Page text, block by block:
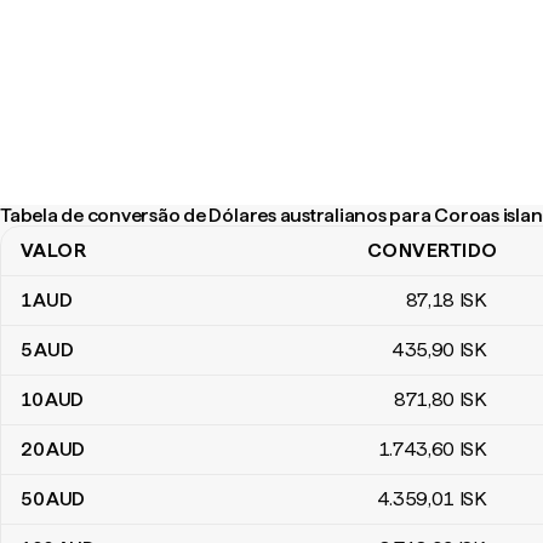
Tabela de conversão de Dólares australianos para Coroas
Tabela de conversão de Dólares australianos para Coroas
VALOR CONVERTIDO
1AUD 87,18 ISK
5AUD 435,90 ISK
10AUD 871,80 ISK
20AUD 1.743,60 ISK
50AUD 4.359,01 ISK